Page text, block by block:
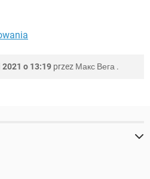
2021 o 13:19 przez Макс Вега .